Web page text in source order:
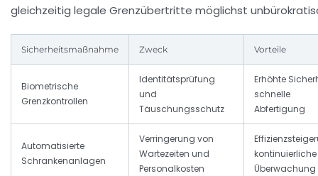
gleichzeitig legale Grenzübertritte möglichst
Sicherheitsmaßnahme Zweck Vorteile
Biometrische
Grenzkontrollen
Identitätsprüfung
und
Täuschungsschutz
Erhöhte
schnelle
Abfertigung
Automatisierte
Schrankenanlagen
Verringerung von
Wartezeiten und
Personalkosten
kontinuierliche
Überwachung